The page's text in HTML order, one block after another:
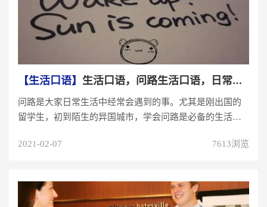
【生活口语】 生活口语，问路生活口语，日常生活英语
问路是大家日常生活中经常会遇到的事。尤其是刚出国的
留学生，初到陌生的异国城市，学会问路是必备的生活技
2021-02-07
7613浏览